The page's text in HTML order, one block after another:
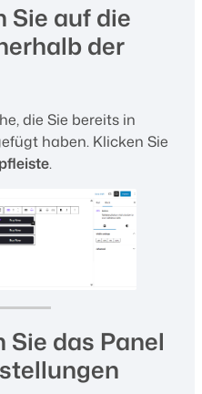
Sie auf die
der
die Sie bereits in
haben. Klicken Sie
.
Sie das Panel